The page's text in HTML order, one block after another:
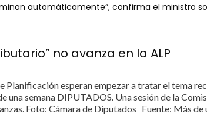
automáticamente”, confirma el ministro
no avanza en la ALP
Planificación esperan empezar a tratar el tema
una semana DIPUTADOS. Una sesión de la
Foto: Cámara de Diputados Fuente: Más de